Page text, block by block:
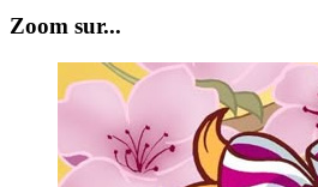
Zoom sur...